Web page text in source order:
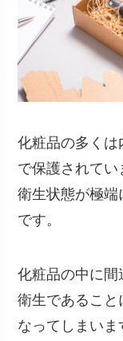
化粧品の多くは
で保護されてい
衛生状態が極
です。
化粧品の中に
衛生であるこ
なってしまいま